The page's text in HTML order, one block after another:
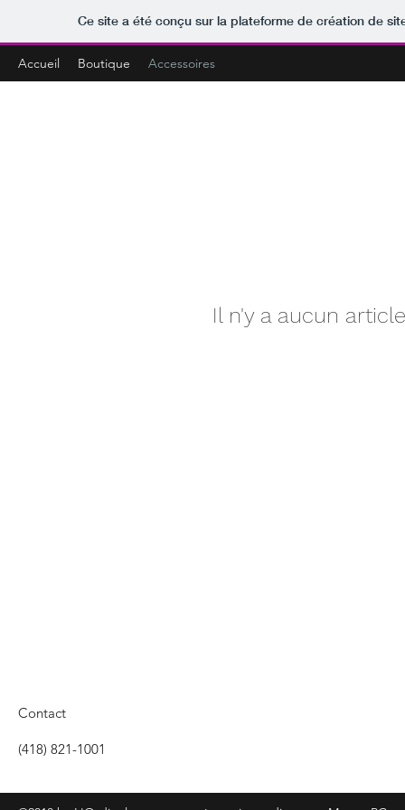
Ce site a été conçu sur la plateforme de création de
Accueil Boutique Accessoires
Il n'y a aucun
Contact
(418) 821-1001